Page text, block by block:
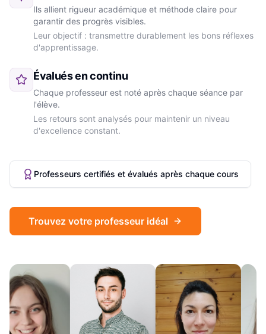
Ils allient rigueur académique et méthode claire pour
garantir des progrès visibles.
Leur objectif : transmettre durablement les bons réflexes
d'apprentissage.
Évalués en continu
Chaque professeur est noté après chaque séance par
l'élève.
Les retours sont analysés pour maintenir un niveau
d'excellence constant.
Professeurs certifiés et évalués après chaque cours
Trouvez votre professeur idéal